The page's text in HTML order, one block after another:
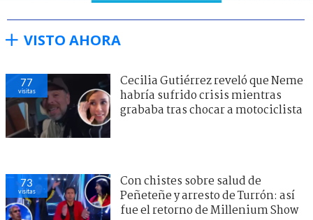
VISTO AHORA
77
visitas
Cecilia Gutiérrez reveló que Neme
habría sufrido crisis mientras
grababa tras chocar a motociclista
73
visitas
Con chistes sobre salud de
Peñeteñe y arresto de Turrón: así
fue el retorno de Millenium Show